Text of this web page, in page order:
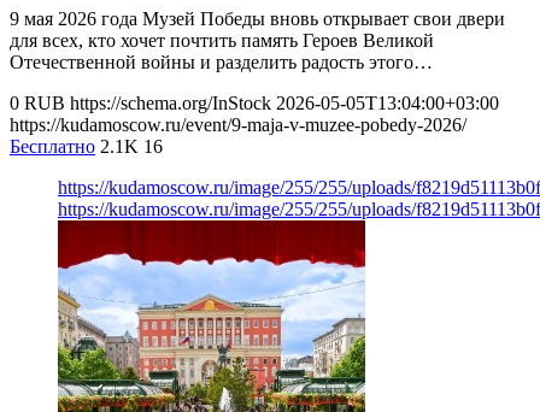
9 мая 2026 года Музей Победы вновь открывает свои двери
для всех, кто хочет почтить память Героев Великой
Отечественной войны и разделить радость этого…
0 RUB https://schema.org/InStock 2026-05-05T13:04:00+03:00
https://kudamoscow.ru/event/9-maja-v-muzee-pobedy-2026/
Бесплатно 2.1K 16
https://kudamoscow.ru/image/255/255/uploads/
https://kudamoscow.ru/image/255/255/uploads/